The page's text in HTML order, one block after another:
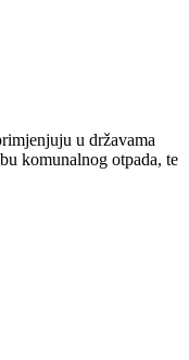
u državama
komunalnog otpada, te